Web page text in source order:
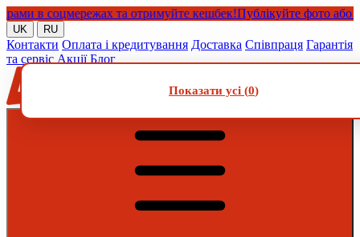
в соцмережах та отримуйте кешбек!Публікуйте фото або
UK RU
Контакти Оплата і кредитування Доставка Співпраця Гарантія
та сервіс Акції Блог
Показати усі (0)